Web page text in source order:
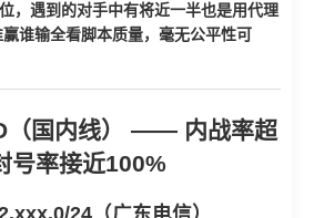
，遇到的对手中有将近一半也是用代理
谁输全看脚本质量，毫无公平性可
（国内线） —— 内战率超
号率接近100%
24（广东电信）